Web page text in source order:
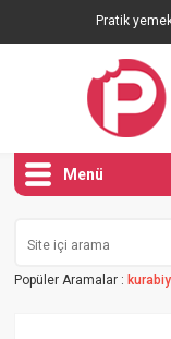
Pratik
Menü
Popüler Aramalar :